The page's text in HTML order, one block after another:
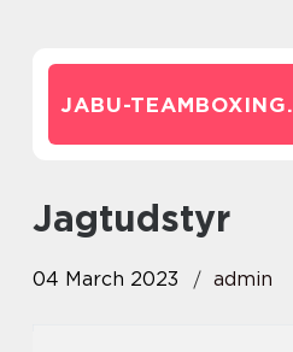
JABU-TEAMBOXING.
jagtudstyr
04 March 2023 admin